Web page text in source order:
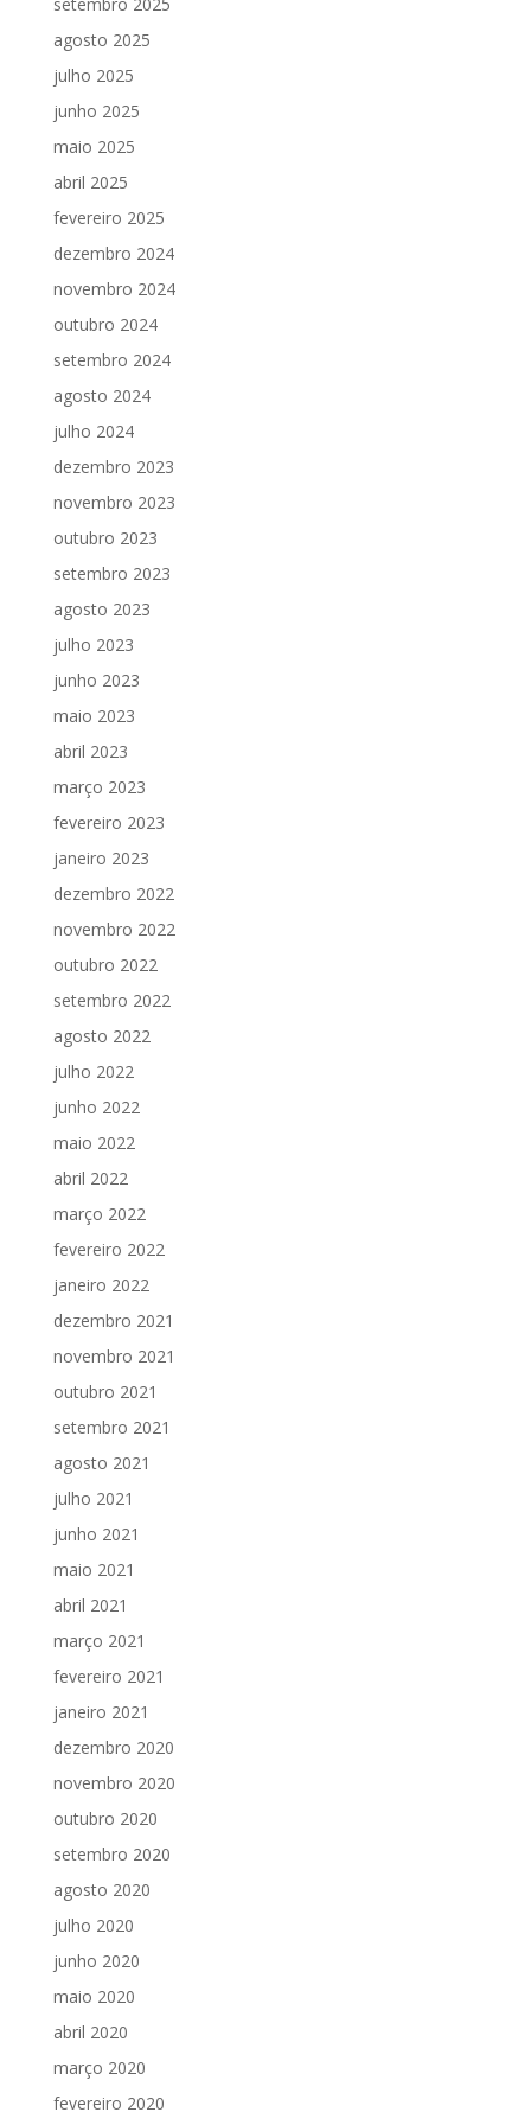
agosto 2025
julho 2025
junho 2025
maio 2025
abril 2025
fevereiro 2025
dezembro 2024
novembro 2024
outubro 2024
setembro 2024
agosto 2024
julho 2024
dezembro 2023
novembro 2023
outubro 2023
setembro 2023
agosto 2023
julho 2023
junho 2023
maio 2023
abril 2023
março 2023
fevereiro 2023
janeiro 2023
dezembro 2022
novembro 2022
outubro 2022
setembro 2022
agosto 2022
julho 2022
junho 2022
maio 2022
abril 2022
março 2022
fevereiro 2022
janeiro 2022
dezembro 2021
novembro 2021
outubro 2021
setembro 2021
agosto 2021
julho 2021
junho 2021
maio 2021
abril 2021
março 2021
fevereiro 2021
janeiro 2021
dezembro 2020
novembro 2020
outubro 2020
setembro 2020
agosto 2020
julho 2020
junho 2020
maio 2020
abril 2020
março 2020
fevereiro 2020